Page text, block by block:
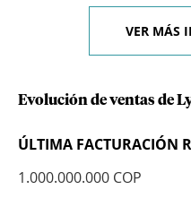
VER MÁS
Evolución de ventas de
ÚLTIMA FACTURACIÓN
1.000.000.000 COP